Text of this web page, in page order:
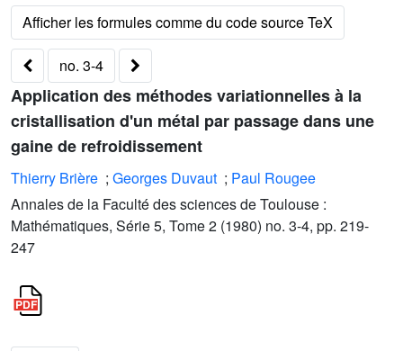
no. 3-4
Application des méthodes variationnelles à la
cristallisation d'un métal par passage dans une
gaine de refroidissement
Thierry Brière ; Georges Duvaut ; Paul Rougee
Annales de la Faculté des sciences de Toulouse :
Mathématiques, Série 5, Tome 2 (1980) no. 3-4, pp. 219-
247